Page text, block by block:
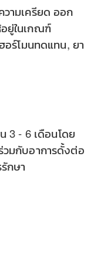
ามเครียด ออก
อยู่ในเกณฑ์
อร์โมนทดแทน, ยา
3 - 6 เดือนโดย
วมกับอาการดั้งต่อ
กษา